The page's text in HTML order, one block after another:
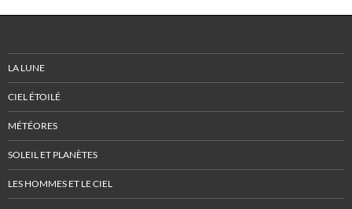
LA LUNE
CIEL ÉTOILÉ
MÉTÉORES
SOLEIL ET PLANÈTES
LES HOMMES ET LE CIEL